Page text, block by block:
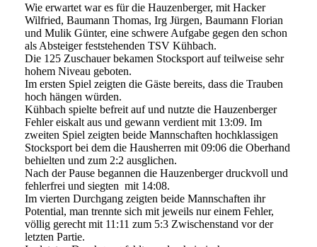
Wie erwartet war es für die Hauzenberger, mit Hacker
Wilfried, Baumann Thomas, Irg Jürgen, Baumann Florian
und Mulik Günter, eine schwere Aufgabe gegen den schon
als Absteiger feststehenden TSV Kühbach.
Die 125 Zuschauer bekamen Stocksport auf teilweise sehr
hohem Niveau geboten.
Im ersten Spiel zeigten die Gäste bereits, dass die Trauben
hoch hängen würden.
Kühbach spielte befreit auf und nutzte die Hauzenberger
Fehler eiskalt aus und gewann verdient mit 13:09. Im
zweiten Spiel zeigten beide Mannschaften hochklassigen
Stocksport bei dem die Hausherren mit 09:06 die Oberhand
behielten und zum 2:2 ausglichen.
Nach der Pause begannen die Hauzenberger druckvoll und
fehlerfrei und siegten mit 14:08.
Im vierten Durchgang zeigten beide Mannschaften ihr
Potential, man trennte sich mit jeweils nur einem Fehler,
völlig gerecht mit 11:11 zum 5:3 Zwischenstand vor der
letzten Partie.